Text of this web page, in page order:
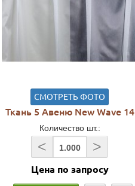
СМОТРЕТЬ ФОТО
Ткань 5 Авеню New Wave 14
Количество шт.:
< >
Цена по запросу